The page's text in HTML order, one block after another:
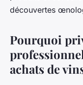
découvertes
Pourquoi
achats de